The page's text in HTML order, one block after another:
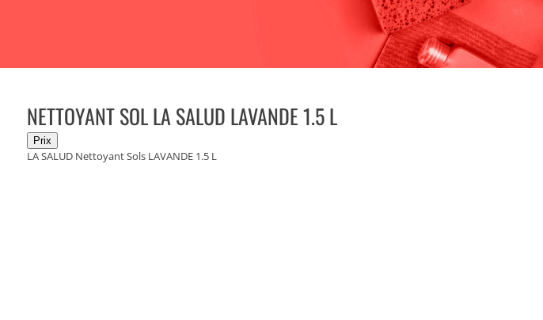
NETTOYANT SOL LA SALUD LAVANDE 1.5 L
LA SALUD Nettoyant Sols LAVANDE 1.5 L